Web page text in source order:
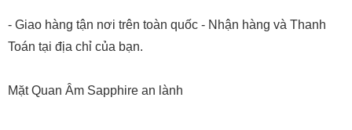
- Giao hàng tận nơi trên toàn quốc - Nhận hàng và Thanh
Toán tại địa chỉ của bạn.
Mặt Quan Âm Sapphire an lành